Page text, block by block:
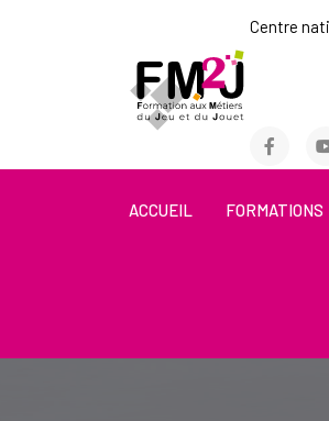
Centre
ACCUEIL FORMATIONS